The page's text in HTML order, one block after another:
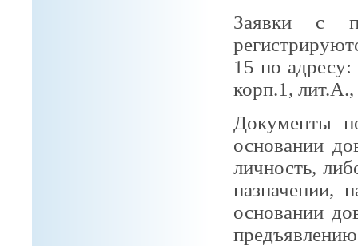
Заявки с
15 по
корп.1,
Документы
основании
личность,
назначении,
основании